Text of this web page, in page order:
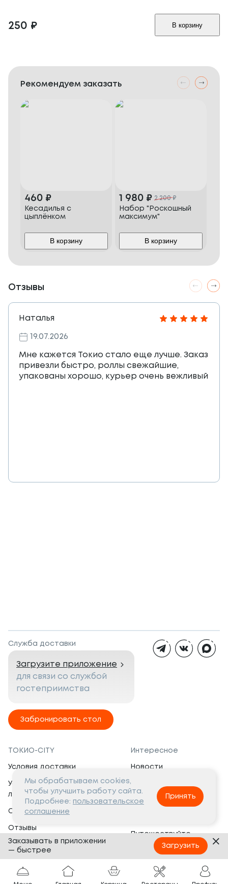
250 ₽ В корзину
Рекомендуем заказать
460 ₽
Кесадилья с
цыплёнком
В корзину
1 980 ₽ 2 200₽
Набор "Роскошный
максимум"
В корзину
Отзывы
Наталья
19.07.2026
Мне кажется Токио стало еще лучше. Заказ
привезли быстро, роллы свежайшие,
упакованы хорошо, курьер очень вежливый
Служба доставки
Загрузите приложение
для связи со службой
гостеприимства
Забронировать стол
ТОКИО-CITY
Условия доставки
Условия программы
лояльности
Сертификаты
Отзывы
Банкеты
Вопросы и ответы
Интересное
Новости
Вакансии
Социальная жизнь
Путешествуйте
с ТОКИО-CITY
Партнёрам
Мы обрабатываем cookies,
чтобы улучшить работу сайта.
Подробнее: пользовательское
соглашение
Принять
Заказывать в приложении
— быстрее
Загрузить